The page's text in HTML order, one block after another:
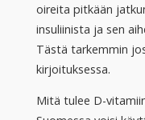
oireita pitkään
insuliinista ja sen
Tästä tarkemmin
kirjoituksessa.
Mitä tulee D-